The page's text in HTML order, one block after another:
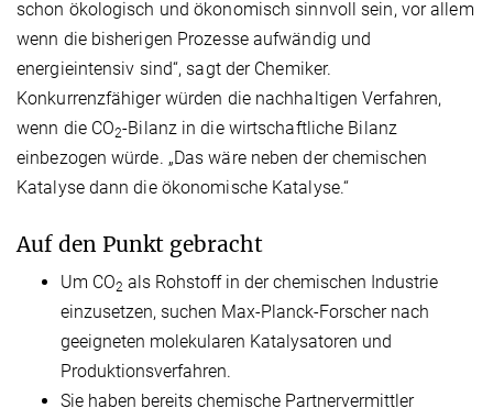
schon ökologisch und ökonomisch sinnvoll sein, vor allem
wenn die bisherigen Prozesse aufwändig und
energieintensiv sind“, sagt der Chemiker.
Konkurrenzfähiger würden die nachhaltigen Verfahren,
wenn die CO2-Bilanz in die wirtschaftliche Bilanz
einbezogen würde. „Das wäre neben der chemischen
Katalyse dann die ökonomische Katalyse.“
Auf den Punkt gebracht
Um CO2 als Rohstoff in der chemischen Industrie
einzusetzen, suchen Max-Planck-Forscher nach
geeigneten molekularen Katalysatoren und
Produktionsverfahren.
Sie haben bereits chemische Partnervermittler